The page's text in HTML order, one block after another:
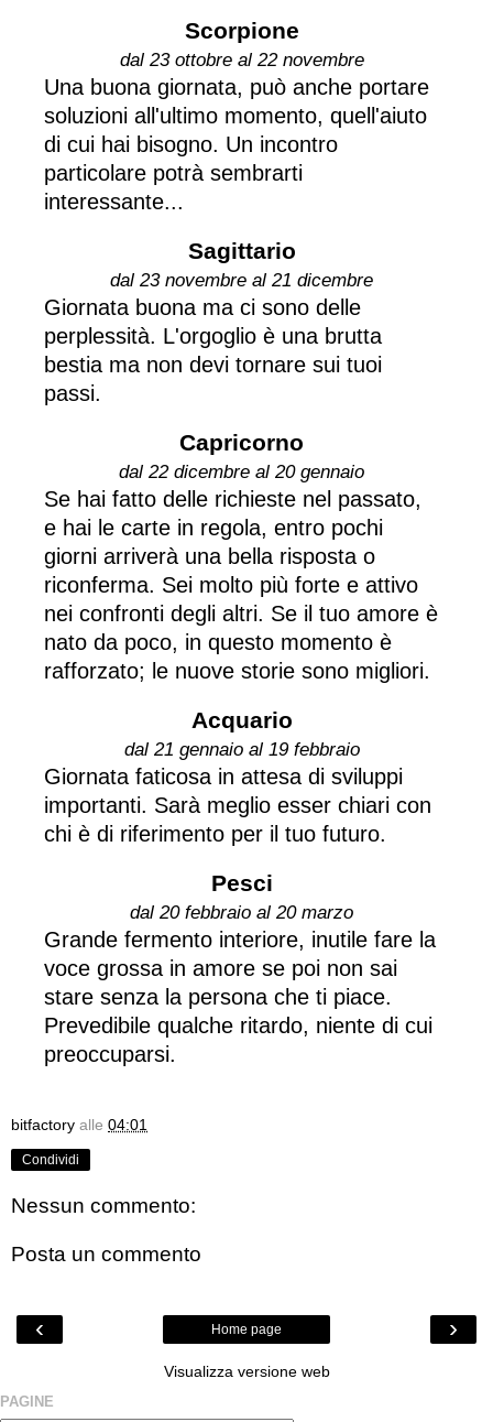
Scorpione
dal 23 ottobre al 22 novembre
Una buona giornata, può anche portare
soluzioni all'ultimo momento, quell'aiuto
di cui hai bisogno. Un incontro
particolare potrà sembrarti
interessante...
Sagittario
dal 23 novembre al 21 dicembre
Giornata buona ma ci sono delle
perplessità. L'orgoglio è una brutta
bestia ma non devi tornare sui tuoi
passi.
Capricorno
dal 22 dicembre al 20 gennaio
Se hai fatto delle richieste nel passato,
e hai le carte in regola, entro pochi
giorni arriverà una bella risposta o
riconferma. Sei molto più forte e attivo
nei confronti degli altri. Se il tuo amore è
nato da poco, in questo momento è
rafforzato; le nuove storie sono migliori.
Acquario
dal 21 gennaio al 19 febbraio
Giornata faticosa in attesa di sviluppi
importanti. Sarà meglio esser chiari con
chi è di riferimento per il tuo futuro.
Pesci
dal 20 febbraio al 20 marzo
Grande fermento interiore, inutile fare la
voce grossa in amore se poi non sai
stare senza la persona che ti piace.
Prevedibile qualche ritardo, niente di cui
preoccuparsi.
bitfactory alle 04:01
Condividi
Nessun commento:
Posta un commento
‹ ›
Home page
Visualizza versione web
PAGINE